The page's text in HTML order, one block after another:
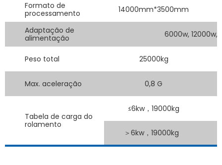
Formato de
processamento
14000mm*3500mm
Adaptação de
alimentação
6000w,
Peso total 25000kg
Max. aceleração 0,8 G
Tabela de carga do
rolamento
≤6kw，19000kg
＞6kw，19000kg